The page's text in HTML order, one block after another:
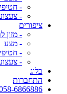
-
-
ציפורים
- מזון
- מצע
-
-
בלוג
התחברות
6866886